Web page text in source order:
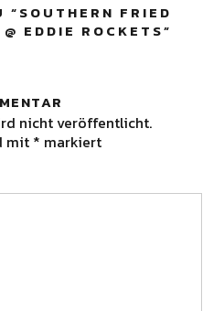
“SOUTHERN FRIED
EDDIE ROCKETS”
nicht veröffentlicht.
mit * markiert